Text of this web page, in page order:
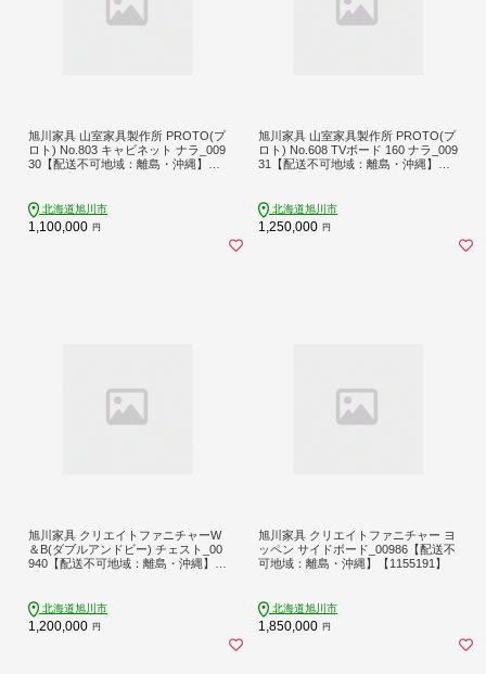
旭川家具 山室家具製作所 PROTO(プ
ロト) No.803 キャビネット ナラ_009
30【配送不可地域：離島・沖縄】【1
北海道旭川市
1,100,000 円
旭川家具 山室家具製作所 PROTO(プ
ロト) No.608 TVボード 160 ナラ_009
31【配送不可地域：離島・沖縄】【1
北海道旭川市
1,250,000 円
旭川家具 クリエイトファニチャーW
＆B(ダブルアンドビー) チェスト_00
940【配送不可地域：離島・沖縄】
北海道旭川市
1,200,000 円
旭川家具 クリエイトファニチャー ヨ
ッペン サイドボード_00986【配送不
可地域：離島・沖縄】【1155191】
北海道旭川市
1,850,000 円